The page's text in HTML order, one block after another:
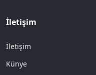
İletişim
İletişim
Künye